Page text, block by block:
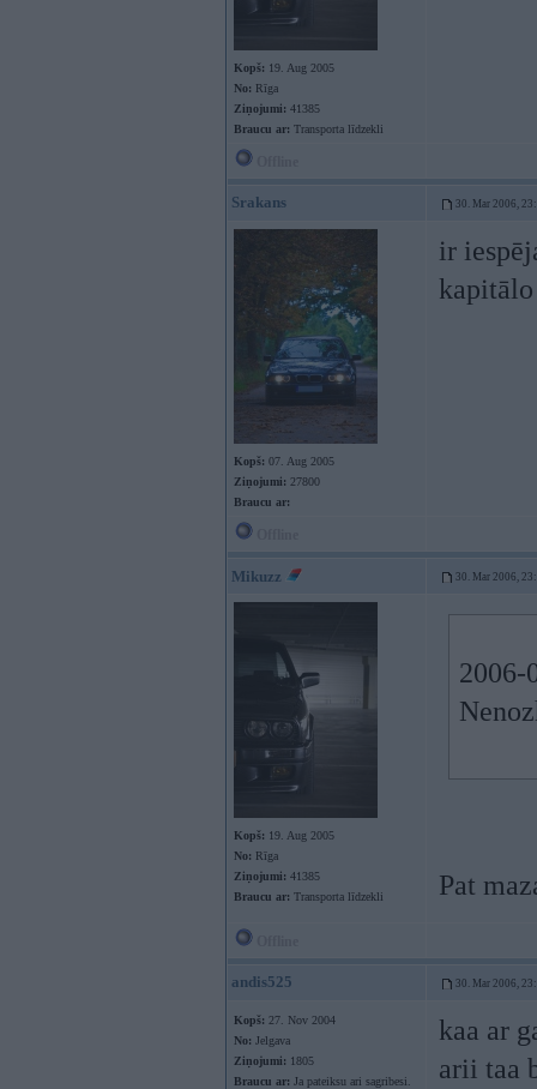
Kopš: 19. Aug 2005
No: Rīga
Ziņojumi: 41385
Braucu ar: Transporta līdzekli
Srakans 30. Mar 2006,
Kopš: 07. Aug 2005
Ziņojumi: 27800
Braucu ar:
ir
Mikuzz 30. Mar 2006,
Kopš: 19. Aug 2005
No: Rīga
Ziņojumi: 41385
Braucu ar: Transporta līdzekli
2006-
Pat
andis525 30. Mar 2006,
Kopš: 27. Nov 2004
No: Jelgava
Ziņojumi: 1805
Braucu ar: Ja pateiksu ari sagribesi.
kaa ar
arii taa